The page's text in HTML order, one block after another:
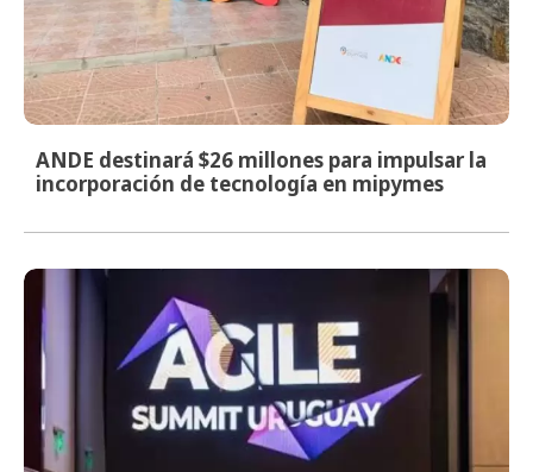
ANDE destinará $26 millones para impulsar la
incorporación de tecnología en mipymes